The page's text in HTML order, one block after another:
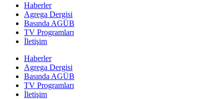
Haberler
Agrega Dergisi
Basında AGÜB
TV Programları
İletişim
Haberler
Agrega Dergisi
Basında AGÜB
TV Programları
İletişim